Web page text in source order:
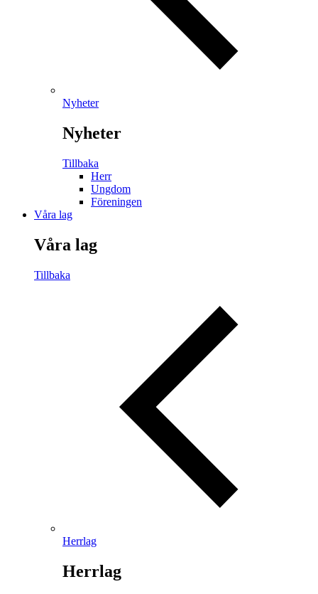
Nyheter
Nyheter
Tillbaka
Herr
Ungdom
Föreningen
Våra lag
Våra lag
Tillbaka
Herrlag
Herrlag